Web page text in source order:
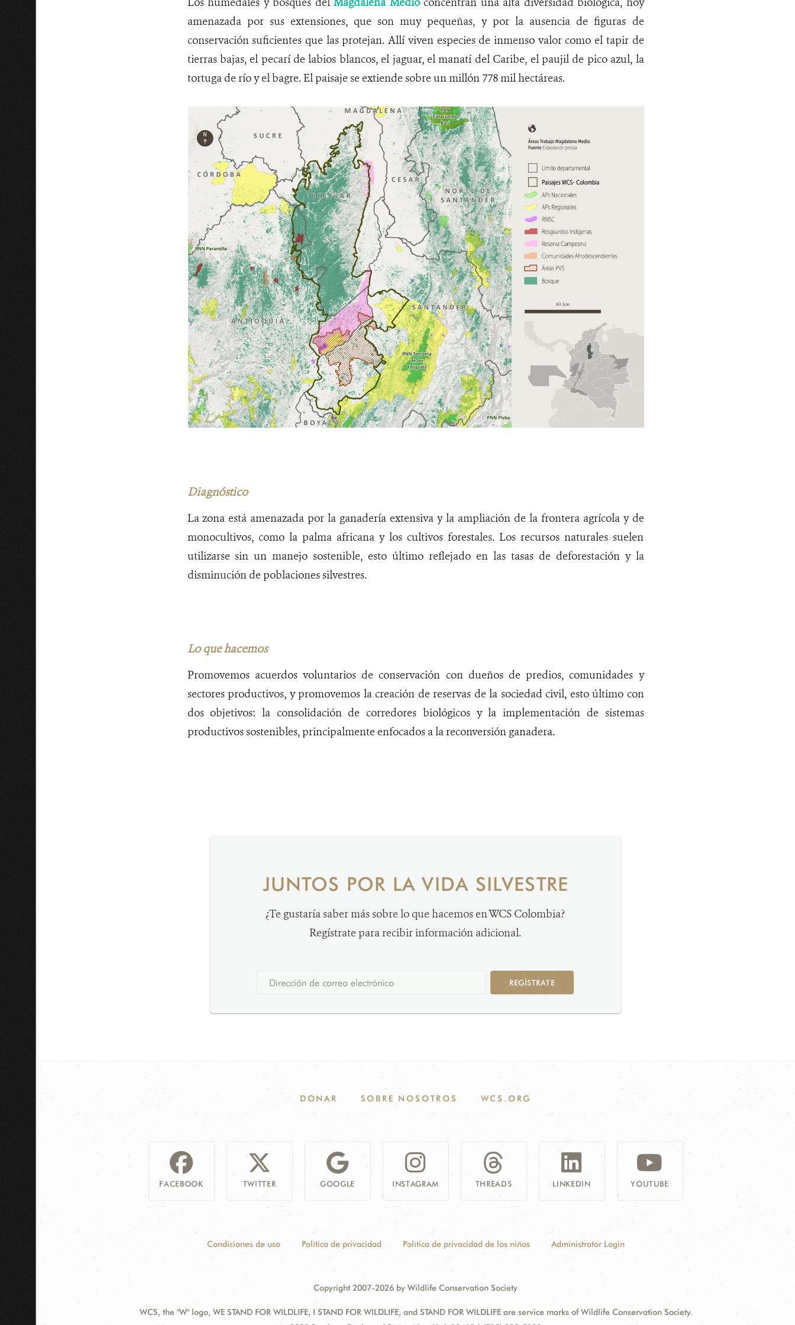
amenazada por sus extensiones, que son muy pequeñas, y por la ausencia de figuras de
conservación suficientes que las protejan. Allí viven especies de inmenso valor como el tapir de
tierras bajas, el pecarí de labios blancos, el jaguar, el manatí del Caribe, el paujil de pico azul, la
tortuga de río y el bagre. El paisaje se extiende sobre un millón 778 mil hectáreas.
Diagnóstico
La zona está amenazada por la ganadería extensiva y la ampliación de la frontera agrícola y de
monocultivos, como la palma africana y los cultivos forestales. Los recursos naturales suelen
utilizarse sin un manejo sostenible, esto último reflejado en las tasas de deforestación y la
disminución de poblaciones silvestres.
Lo que hacemos
Promovemos acuerdos voluntarios de conservación con dueños de predios, comunidades y
sectores productivos, y promovemos la creación de reservas de la sociedad civil, esto último con
dos objetivos: la consolidación de corredores biológicos y la implementación de sistemas
productivos sostenibles, principalmente enfocados a la reconversión ganadera.
JUNTOS POR LA VIDA SILVESTRE
¿Te gustaría saber más sobre lo que hacemos en WCS Colombia?
Regístrate para recibir información adicional.
REGÍSTRATE
DONAR SOBRE NOSOTROS WCS.ORG
FACEBOOK TWITTER GOOGLE INSTAGRAM THREADS LINKEDIN YOUTUBE
Condiciones de uso Política de privacidad Política de privacidad de los niños Administrator Login
Copyright 2007-2026 by Wildlife Conservation Society
WCS, the "W" logo, WE STAND FOR WILDLIFE, I STAND FOR WILDLIFE, and STAND FOR WILDLIFE are service marks of Wildlife Conservation Society.